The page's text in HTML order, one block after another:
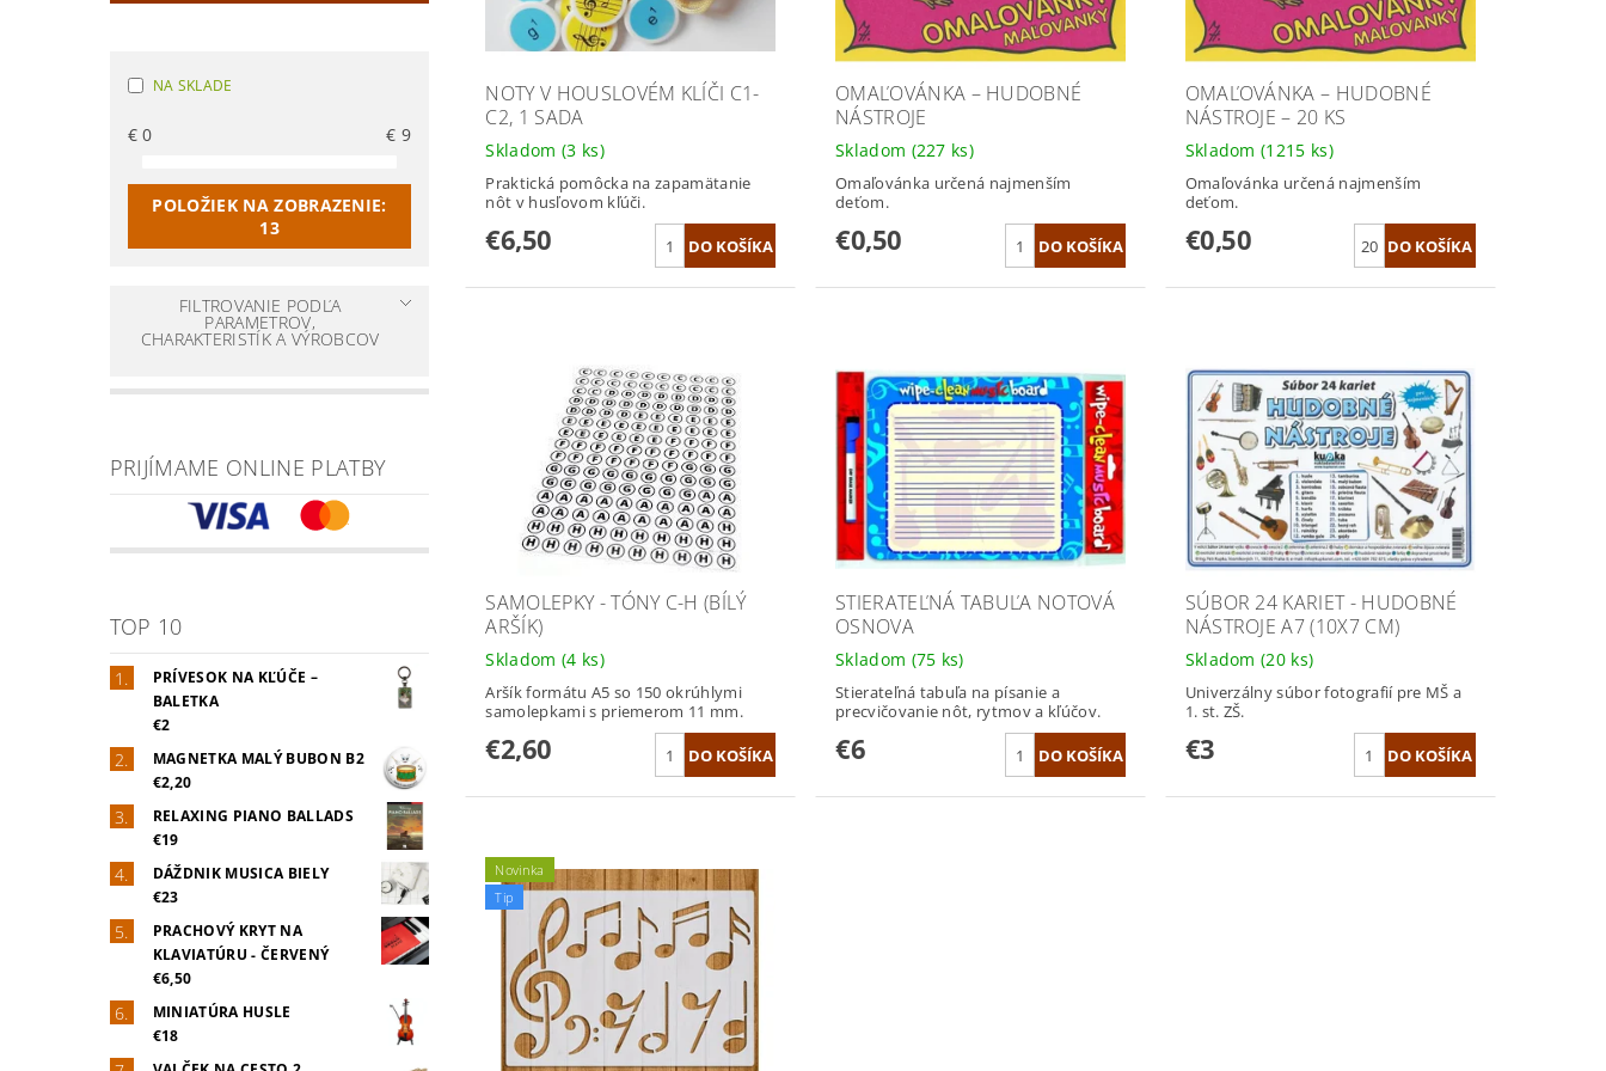
NA SKLADE
€0 €9
POLOŽIEK NA ZOBRAZENIE:
13
FILTROVANIE PODĽA
PARAMETROV,
CHARAKTERISTÍK A VÝROBCOV
PRIJÍMAME ONLINE PLATBY
TOP 10
PRÍVESOK NA KĽÚČE –
BALETKA
€2
MAGNETKA MALÝ BUBON B2
€2,20
RELAXING PIANO BALLADS
€19
DÁŽDNIK MUSICA BIELY
€23
PRACHOVÝ KRYT NA
KLAVIATÚRU - ČERVENÝ
€6,50
MINIATÚRA HUSLE
€18
NOTY V HOUSLOVÉM KLÍČI C1-
C2, 1 SADA
Skladom (3 ks)
Praktická pomôcka na zapamätanie
nôt v husľovom kľúči.
€6,50
OMAĽOVÁNKA – HUDOBNÉ
NÁSTROJE
Skladom (227 ks)
Omaľovánka určená najmenším
deťom.
€0,50
OMAĽOVÁNKA – HUDOBNÉ
NÁSTROJE – 20 KS
Skladom(1215 ks)
Omaľovánka určená najmenším
deťom.
€0,50
SAMOLEPKY - TÓNY C-H (BÍLÝ
ARŠÍK)
Skladom (4 ks)
Aršík formátu A5 so 150 okrúhlymi
samolepkami s priemerom 11 mm.
€2,60
STIERATEĽNÁ TABUĽA NOTOVÁ
OSNOVA
Skladom (75 ks)
Stierateľná tabuľa na písanie a
precvičovanie nôt, rytmov a kľúčov.
€6
SÚBOR 24 KARIET - HUDOBNÉ
NÁSTROJE A7 (10X7 CM)
Skladom(20 ks)
Univerzálny súbor fotografií pre MŠ a
1. st. ZŠ.
€3
Novinka
Tip